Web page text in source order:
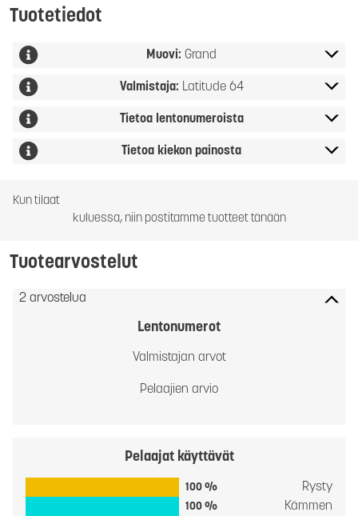
Tuotetiedot
Muovi: Grand
Valmistaja: Latitude 64
Tietoa lentonumeroista
Tietoa kiekon painosta
Kun tilaat
kuluessa, niin postitamme tuotteet tänään
Tuotearvostelut
2 arvostelua
Lentonumerot
Valmistajan arvot
Pelaajien arvio
Pelaajat käyttävät
100 % Rysty
100 % Kämmen